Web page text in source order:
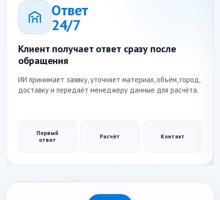
Ответ
24/7
Клиент получает ответ сразу после
обращения
ИИ принимает заявку, уточняет материал, объём, город,
доставку и передаёт менеджеру данные для расчёта.
Первый
ответ
Расчёт Контакт